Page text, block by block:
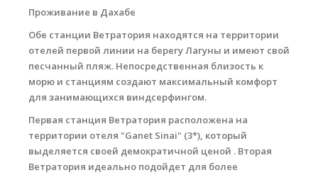
Проживание в Дахабе
Обе станции Ветратория находятся на территории
отелей первой линии на берегу Лагуны и имеют свой
песчанный пляж. Непосредственная близость к
морю и станциям создают максимальный комфорт
для занимающихся виндсерфингом.
Первая станция Ветратория расположена на
территории отеля "Ganet Sinai" (3*), который
выделяется своей демократичной ценой . Вторая
Ветратория идеально подойдет для более